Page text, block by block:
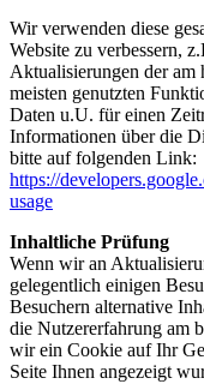
Wir verwenden diese
Website zu verbessern,
Aktualisierungen der am
meisten genutzten
Daten u.U. für einen
Informationen über die
bitte auf folgenden Link:
https://
usage
Inhaltliche Prüfung
Wenn wir an
gelegentlich einigen
Besuchern alternative
die Nutzererfahrung am
wir ein Cookie auf Ihr
Seite Ihnen angezeigt